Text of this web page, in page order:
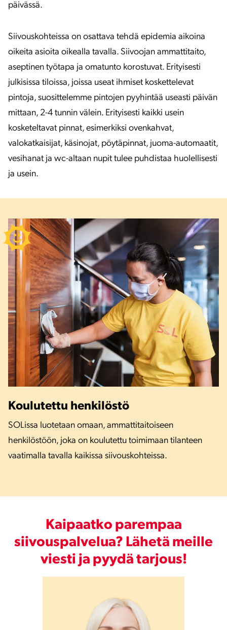
päivässä.
Siivouskohteissa on osattava tehdä epidemia aikoina
oikeita asioita oikealla tavalla. Siivoojan ammattitaito,
aseptinen työtapa ja omatunto korostuvat. Erityisesti
julkisissa tiloissa, joissa useat ihmiset koskettelevat
pintoja, suosittelemme pintojen pyyhintää useasti päivän
mittaan, 2-4 tunnin välein. Erityisesti kaikki usein
kosketeltavat pinnat, esimerkiksi ovenkahvat,
valokatkaisijat, käsinojat, pöytäpinnat, juoma-automaatit,
vesihanat ja wc-altaan nupit tulee puhdistaa huolellisesti
ja usein.
Koulutettu henkilöstö
SOLissa luotetaan omaan, ammattitaitoiseen
henkilöstöön, joka on koulutettu toimimaan tilanteen
vaatimalla tavalla kaikissa siivouskohteissa.
Kaipaatko parempaa
siivouspalvelua? Lähetä meille
viesti ja pyydä tarjous!